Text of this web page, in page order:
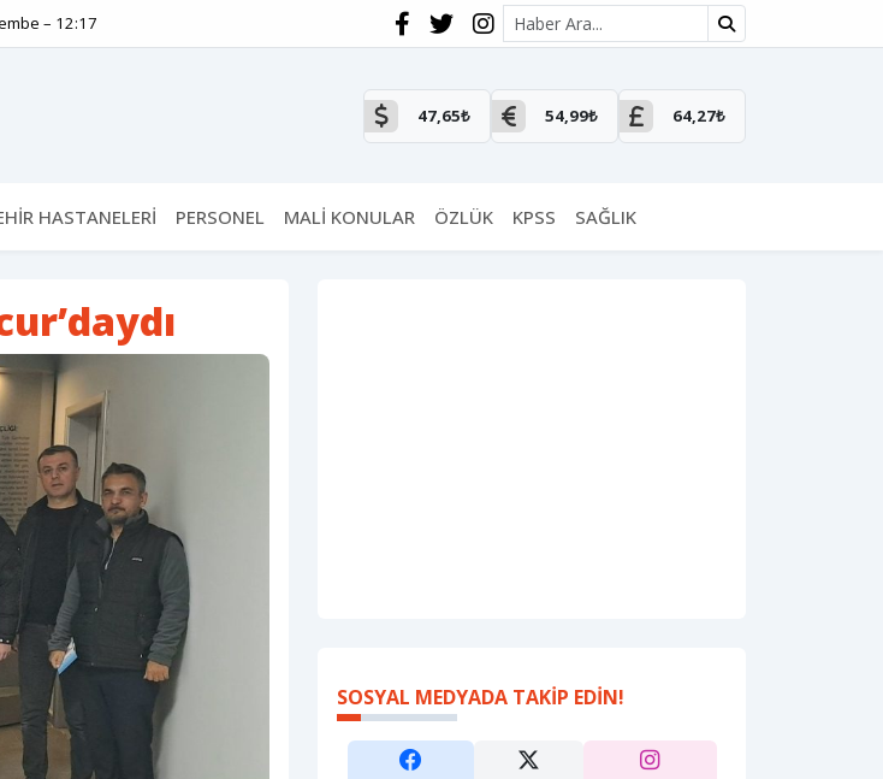
– 12:17 Site içi arama
47,65₺ 54,99₺ 64,27₺
HASTANELERİ PERSONEL MALİ KONULAR ÖZLÜK KPSS SAĞLIK
SOSYAL MEDYADA TAKIP EDIN!